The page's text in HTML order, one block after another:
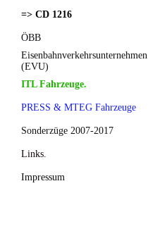
=> CD 1216
ÖBB
Eisenbahnverkehrsunternehmen
(EVU)
ITL Fahrzeuge.
PRESS & MTEG Fahrzeuge
Sonderzüge 2007-2017
Links.
Impressum